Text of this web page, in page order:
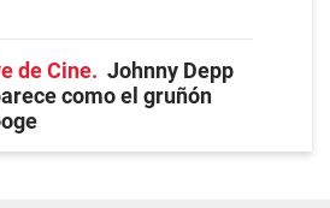
de Cine
Johnny Depp
como el gruñón